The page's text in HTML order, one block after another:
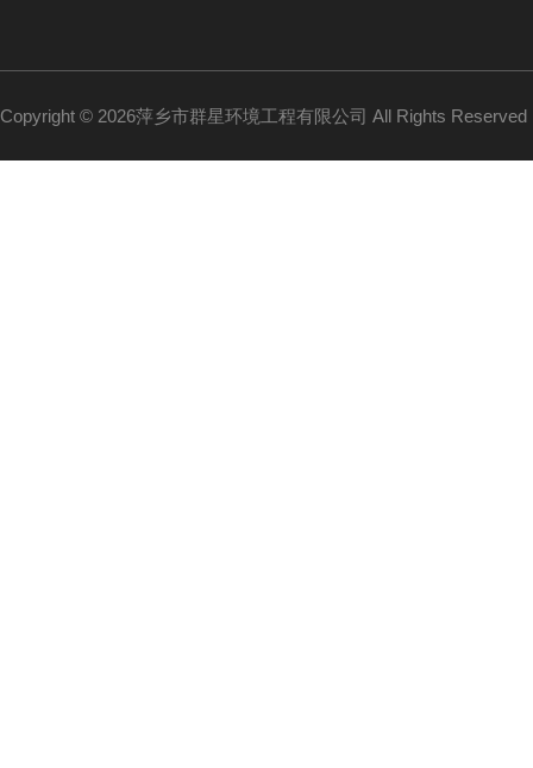
Copyright © 2026萍乡市群星环境工程有限公司 All Rights